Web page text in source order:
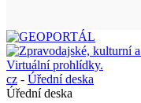
cz - Úřední deska
Úřední deska